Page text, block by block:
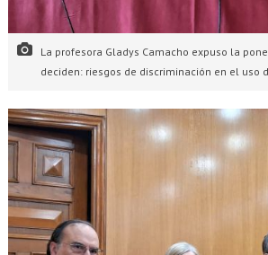
La profesora Gladys Camacho expuso la
deciden: riesgos de discriminación en el uso